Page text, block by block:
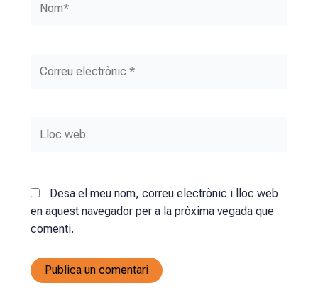
electrònic
web
Desa el meu nom, correu electrònic i lloc web
en aquest navegador per a la pròxima vegada que
comenti.